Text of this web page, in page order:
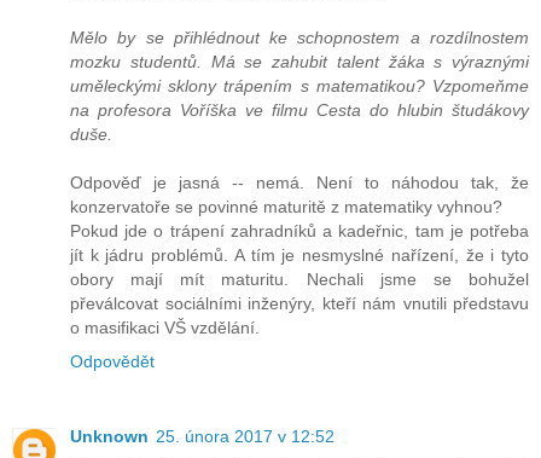
Mělo by se přihlédnout ke schopnostem a rozdílnostem
mozku studentů. Má se zahubit talent žáka s výraznými
uměleckými sklony trápením s matematikou? Vzpomeňme
na profesora Voříška ve filmu Cesta do hlubin študákovy
duše.
Odpověď je jasná -- nemá. Není to náhodou tak, že
konzervatoře se povinné maturitě z matematiky vyhnou?
Pokud jde o trápení zahradníků a kadeřnic, tam je potřeba
jít k jádru problémů. A tím je nesmyslné nařízení, že i tyto
obory mají mít maturitu. Nechali jsme se bohužel
převálcovat sociálními inženýry, kteří nám vnutili představu
o masifikaci VŠ vzdělání.
Odpovědět
Unknown 25. února 2017 v 12:52